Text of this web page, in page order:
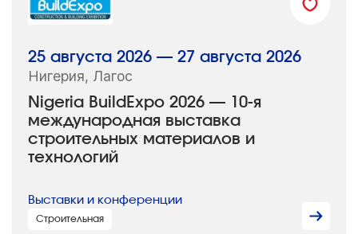
Nigeria BuildExpo 2026 — 10-я
международная выставка
строительных материалов и
технологий
25 августа 2026 — 27 августа 2026
Нигерия, Лагос
Выставки и конференции
Строительная